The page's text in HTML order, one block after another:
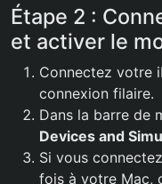
Étape 2 :
et activer le
Connectez votre
connexion filaire.
Dans la barre de
Devices and
Si vous
fois à votre Mac,